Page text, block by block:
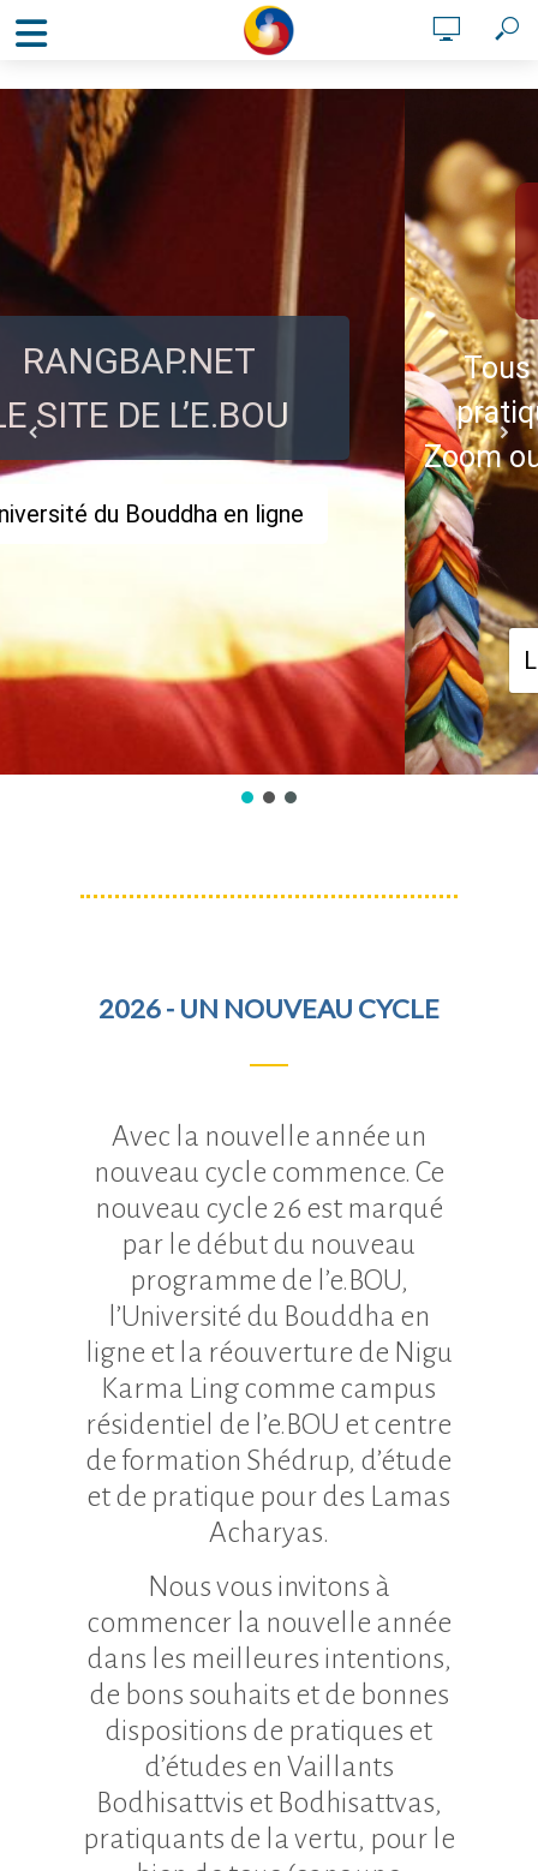
Tous les
pratique du
Zoom ou en
Lien
L’E.BOU
Bouddha en ligne
2026 - UN NOUVEAU CYCLE
Avec la nouvelle année un
nouveau cycle commence. Ce
nouveau cycle 26 est marqué
par le début du nouveau
programme de l’e.BOU,
l’Université du Bouddha en
ligne et la réouverture de Nigu
Karma Ling comme campus
résidentiel de l’e.BOU et centre
de formation Shédrup, d’étude
et de pratique pour des Lamas
Acharyas.
Nous vous invitons à
commencer la nouvelle année
dans les meilleures intentions,
de bons souhaits et de bonnes
dispositions de pratiques et
d’études en Vaillants
Bodhisattvis et Bodhisattvas,
pratiquants de la vertu, pour le